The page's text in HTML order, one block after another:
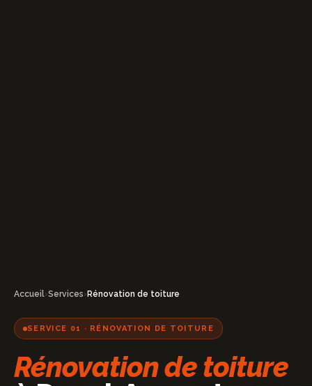
Accueil›Services› Rénovation de toiture
SERVICE 01 · RÉNOVATION DE TOITURE
Rénovation de toiture